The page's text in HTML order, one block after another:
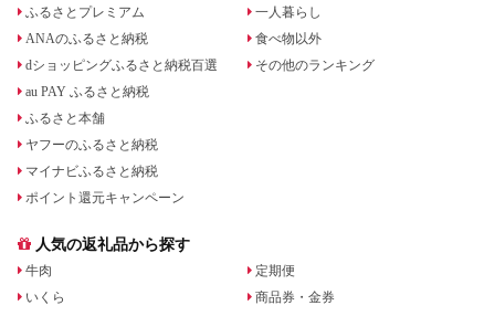
ふるさとプレミアム
ANAのふるさと納税
dショッピングふるさと納税百選
au PAY ふるさと納税
ふるさと本舗
ヤフーのふるさと納税
マイナビふるさと納税
ポイント還元キャンペーン
一人暮らし
食べ物以外
その他のランキング
人気の返礼品から探す
牛肉
いくら
定期便
商品券・金券